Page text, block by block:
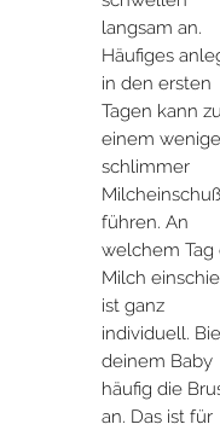
langsam an.
Häufiges
in den ersten
Tagen kann zu
einem
schlimmer
Milcheinschuß
führen. An
welchem Tag
Milch
ist ganz
individuell.
deinem Baby
häufig die
an. Das ist für